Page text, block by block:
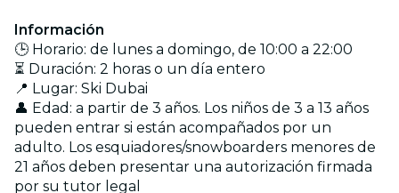
Información
🕒 Horario: de lunes a domingo, de 10:00 a 22:00
⏳ Duración: 2 horas o un día entero
📍 Lugar: Ski Dubai
👤 Edad: a partir de 3 años. Los niños de 3 a 13 años
pueden entrar si están acompañados por un
adulto. Los esquiadores/snowboarders menores de
21 años deben presentar una autorización firmada
por su tutor legal